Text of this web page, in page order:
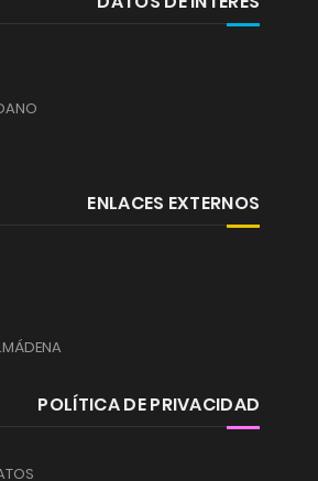
ENLACES EXTERNOS
POLÍTICA DE PRIVACIDAD